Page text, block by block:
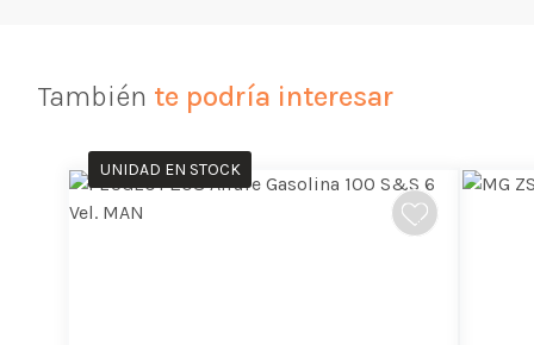
También te podría interesar
UNIDAD EN STOCK